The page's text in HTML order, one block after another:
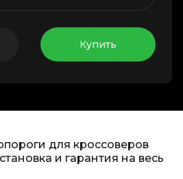
Купить
для кроссоверов
и гарантия на весь